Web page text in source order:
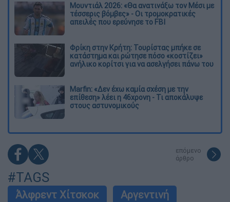
Μουντιάλ 2026: «Θα ανατινάξω τον Μέσι με
τέσσερις βόμβες» - Οι τρομοκρατικές
απειλές που ερεύνησε το FBI
Φρίκη στην Κρήτη: Τουρίστας μπήκε σε
κατάστημα και ρώτησε πόσο «κοστίζει»
ανήλικο κορίτσι για να ασελγήσει πάνω του
Marfin: «Δεν έχω καμία σχέση με την
επίθεση» λέει η 46χρονη - Τι αποκάλυψε
στους αστυνομικούς
επόμενο
άρθρο
#TAGS
Άλφρεντ Χίτσκοκ
Αργεντινή